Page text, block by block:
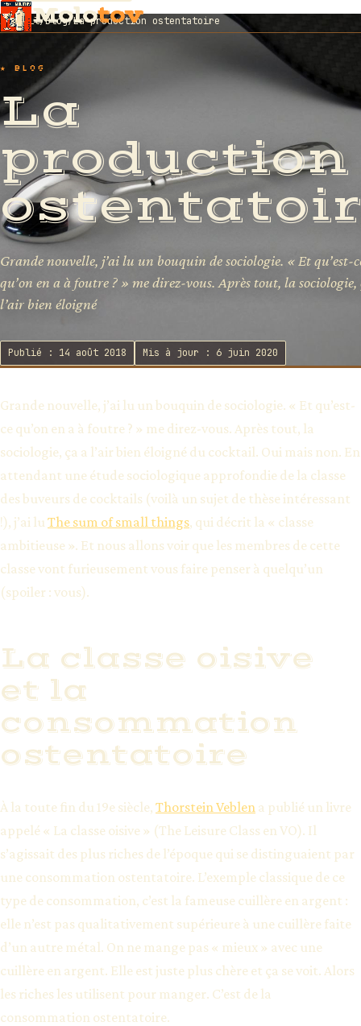
Molotov
Accueil/Blog/La production ostentatoire
★ BLOG
La
production
Grande nouvelle, j’ai lu un bouquin de sociologie. « Et qu’est-
qu’on en a à foutre ? » me direz-vous. Après tout, la sociologie,
l’air bien éloigné
Publié : 14 août 2018 Mis à jour : 6 juin 2020
Grande nouvelle, j’ai lu un bouquin de sociologie. « Et qu’est-
ce qu’on en a à foutre ? » me direz-vous. Après tout, la
sociologie, ça a l’air bien éloigné du cocktail. Oui mais non. En
attendant une étude sociologique approfondie de la classe
des buveurs de cocktails (voilà un sujet de thèse intéressant
!), j’ai lu The sum of small things, qui décrit la « classe
ambitieuse ». Et nous allons voir que les membres de cette
classe vont furieusement vous faire penser à quelqu’un
(spoiler : vous).
La classe oisive
et la
consommation
ostentatoire
À la toute fin du 19e siècle, Thorstein Veblen a publié un livre
appelé « La classe oisive » (The Leisure Class en VO). Il
s’agissait des plus riches de l’époque qui se distinguaient par
une consommation ostentatoire. L’exemple classique de ce
type de consommation, c’est la fameuse cuillère en argent :
elle n’est pas qualitativement supérieure à une cuillère faite
d’un autre métal. On ne mange pas « mieux » avec une
cuillère en argent. Elle est juste plus chère et ça se voit. Alors
les riches les utilisent pour manger. C’est de la
consommation ostentatoire.